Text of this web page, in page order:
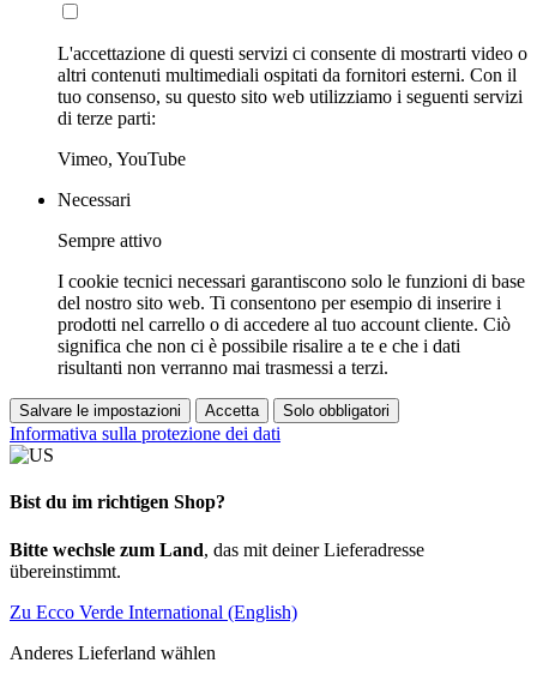
L'accettazione di questi servizi ci consente di mostrarti video o
altri contenuti multimediali ospitati da fornitori esterni. Con il
tuo consenso, su questo sito web utilizziamo i seguenti servizi
di terze parti:
Vimeo, YouTube
Necessari
Sempre attivo
I cookie tecnici necessari garantiscono solo le funzioni di base
del nostro sito web. Ti consentono per esempio di inserire i
prodotti nel carrello o di accedere al tuo account cliente. Ciò
significa che non ci è possibile risalire a te e che i dati
risultanti non verranno mai trasmessi a terzi.
Salvare le impostazioni Accetta Solo obbligatori
Informativa sulla protezione dei dati
Bist du im richtigen Shop?
Bitte wechsle zum Land, das mit deiner Lieferadresse
übereinstimmt.
Zu Ecco Verde International (English)
Anderes Lieferland wählen